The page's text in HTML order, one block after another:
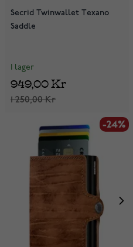
Secrid Twinwallet Texano
Saddle
I lager
1 250,00 Kr
949,00 Kr
-24%